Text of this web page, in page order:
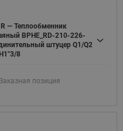
— Теплообменник
BPHE_RD-210-226-
штуцер Q1/Q2
8
Заказная позиция